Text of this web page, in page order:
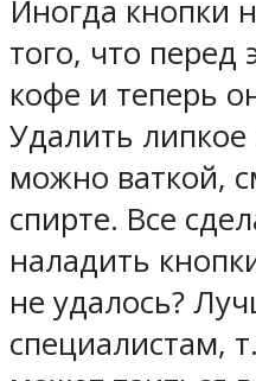
Иногда кнопки
того, что перед
кофе и теперь
Удалить липкое
можно ваткой,
спирте. Все
наладить
не удалось?
специалистам,